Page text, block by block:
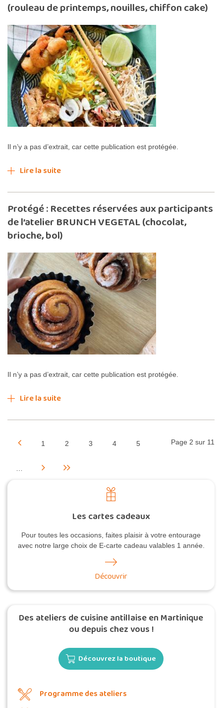
(rouleau de printemps, nouilles, chiffon cake)
Il n’y a pas d’extrait, car cette publication est protégée.
Lire la suite
Protégé : Recettes réservées aux participants
de l’atelier BRUNCH VEGETAL (chocolat,
brioche, bol)
Il n’y a pas d’extrait, car cette publication est protégée.
Lire la suite
Page 2 sur 11
1 2 3 4 5
Les cartes cadeaux
Pour toutes les occasions, faites plaisir à votre entourage
avec notre large choix de E-carte cadeau valables 1 année.
Découvrir
Des ateliers de cuisine antillaise en Martinique
ou depuis chez vous !
Découvrez la boutique
Programme des ateliers